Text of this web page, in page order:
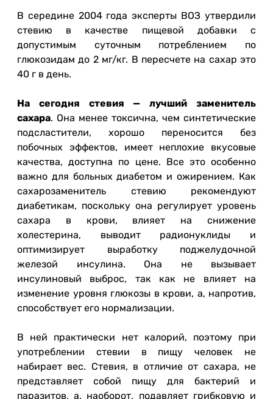
В середине 2004 года эксперты ВОЗ утвердили
стевию в качестве пищевой добавки с
допустимым суточным потреблением по
глюкозидам до 2 мг/кг. В пересчете на сахар это
40 г в день.
На сегодня стевия — лучший заменитель
сахара. Она менее токсична, чем синтетические
подсластители, хорошо переносится без
побочных эффектов, имеет неплохие вкусовые
качества, доступна по цене. Все это особенно
важно для больных диабетом и ожирением. Как
сахарозаменитель стевию рекомендуют
диабетикам, поскольку она регулирует уровень
сахара в крови, влияет на снижение
холестерина, выводит радионуклиды и
оптимизирует выработку поджелудочной
железой инсулина. Она не вызывает
инсулиновый выброс, так как не влияет на
изменение уровня глюкозы в крови, а, напротив,
способствует его нормализации.
В ней практически нет калорий, поэтому при
употреблении стевии в пищу человек не
набирает вес. Стевия, в отличие от сахара, не
представляет собой пищу для бактерий и
паразитов, а, наоборот, подавляет грибковую и